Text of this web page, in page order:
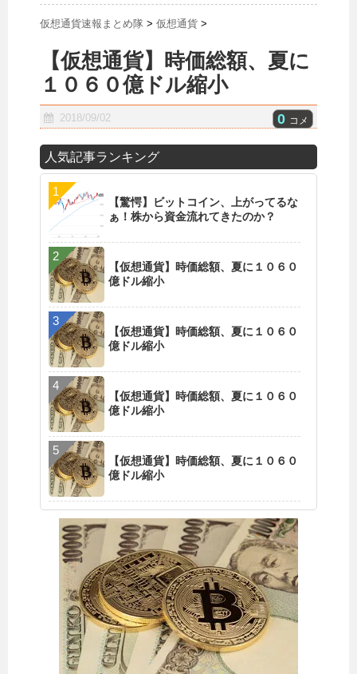
仮想通貨速報まとめ隊 > 仮想通貨 >
【仮想通貨】時価総額、夏に
１０６０億ドル縮小
2018/09/02 0 コメ
人気記事ランキング
【驚愕】ビットコイン、上がってるな
ぁ！株から資金流れてきたのか？
【仮想通貨】時価総額、夏に１０６０
億ドル縮小
【仮想通貨】時価総額、夏に１０６０
億ドル縮小
【仮想通貨】時価総額、夏に１０６０
億ドル縮小
【仮想通貨】時価総額、夏に１０６０
億ドル縮小